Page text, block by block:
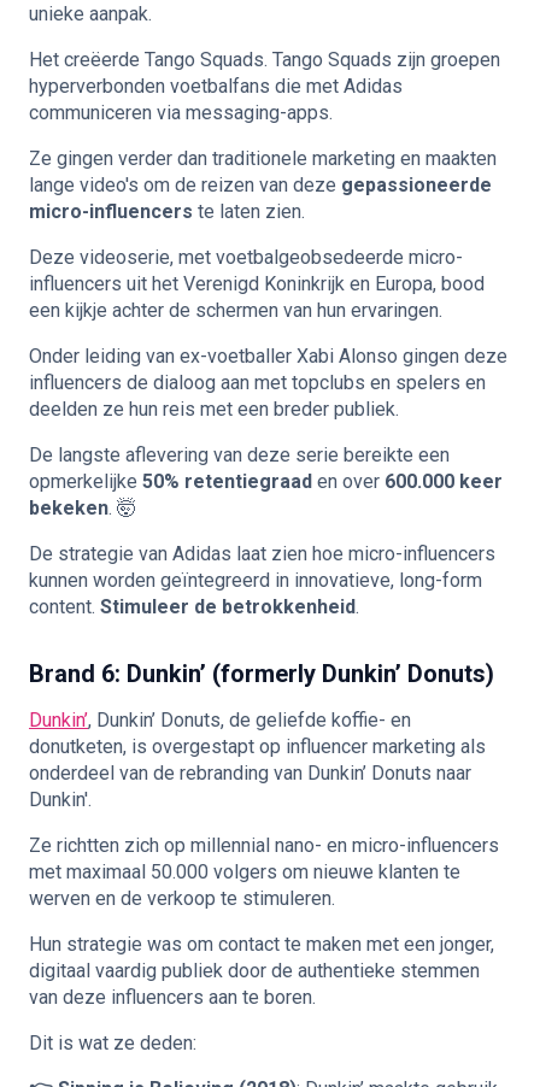
unieke aanpak.
Het creëerde Tango Squads. Tango Squads zijn groepen
hyperverbonden voetbalfans die met Adidas
communiceren via messaging-apps.
Ze gingen verder dan traditionele marketing en maakten
lange video's om de reizen van deze gepassioneerde
micro-influencers te laten zien.
Deze videoserie, met voetbalgeobsedeerde micro-
influencers uit het Verenigd Koninkrijk en Europa, bood
een kijkje achter de schermen van hun ervaringen.
Onder leiding van ex-voetballer Xabi Alonso gingen deze
influencers de dialoog aan met topclubs en spelers en
deelden ze hun reis met een breder publiek.
De langste aflevering van deze serie bereikte een
opmerkelijke 50% retentiegraad en over 600.000 keer
bekeken. 🤯
De strategie van Adidas laat zien hoe micro-influencers
kunnen worden geïntegreerd in innovatieve, long-form
content. Stimuleer de betrokkenheid.
Brand 6: Dunkin’ (formerly Dunkin’ Donuts)
Dunkin’, Dunkin’ Donuts, de geliefde koffie- en
donutketen, is overgestapt op influencer marketing als
onderdeel van de rebranding van Dunkin’ Donuts naar
Dunkin'.
Ze richtten zich op millennial nano- en micro-influencers
met maximaal 50.000 volgers om nieuwe klanten te
werven en de verkoop te stimuleren.
Hun strategie was om contact te maken met een jonger,
digitaal vaardig publiek door de authentieke stemmen
van deze influencers aan te boren.
Dit is wat ze deden: